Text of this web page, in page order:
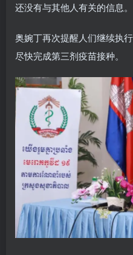
还没有与其他人有关的信息。
奥婉丁再次提醒人们继续执
尽快完成第三剂疫苗接种。